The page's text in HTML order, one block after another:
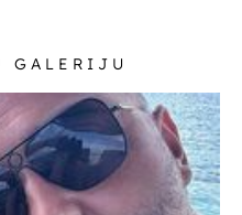
GALERIJU